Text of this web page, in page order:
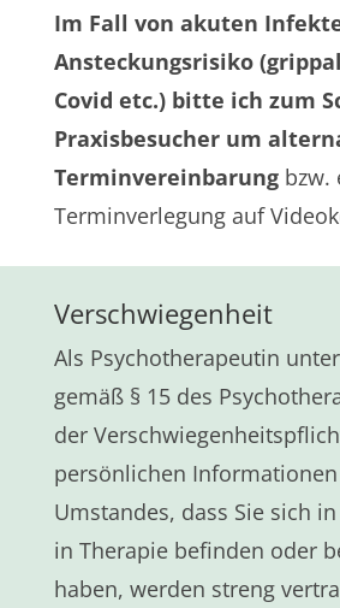
Im Fall von akuten
Ansteckungsrisiko
Covid etc.) bitte ich zum
Praxisbesucher um
Terminvereinbarung bzw.
Terminverlegung auf
Verschwiegenheit
Als Psychotherapeutin
gemäß § 15 des
der
persönlichen
Umstandes, dass Sie sich
in Therapie befinden oder
haben, werden streng